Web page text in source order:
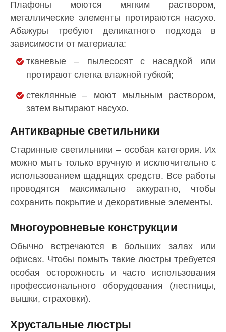
Плафоны моются мягким раствором,
металлические элементы протираются насухо.
Абажуры требуют деликатного подхода в
зависимости от материала:
тканевые – пылесосят с насадкой или
протирают слегка влажной губкой;
стеклянные – моют мыльным раствором,
затем вытирают насухо.
Антикварные светильники
Старинные светильники – особая категория. Их
можно мыть только вручную и исключительно с
использованием щадящих средств. Все работы
проводятся максимально аккуратно, чтобы
сохранить покрытие и декоративные элементы.
Многоуровневые конструкции
Обычно встречаются в больших залах или
офисах. Чтобы помыть такие люстры требуется
особая осторожность и часто использования
профессионального оборудования (лестницы,
вышки, страховки).
Хрустальные люстры